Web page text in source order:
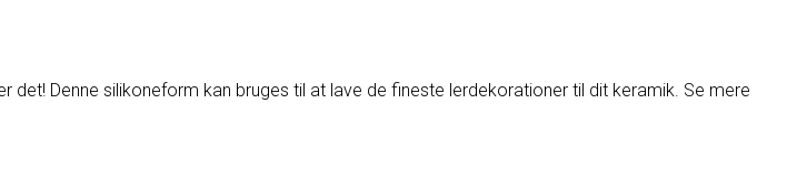
det! Denne silikoneform kan bruges til at lave de fineste lerdekorationer til dit keramik. Se mere